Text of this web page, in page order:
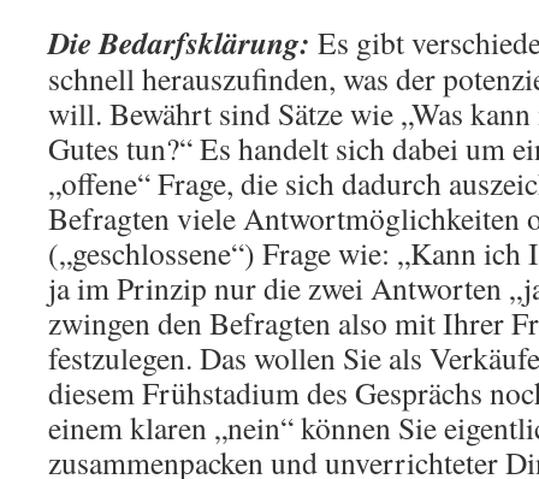
Die Bedarfsklärung: Es gibt
schnell herauszufinden, was der
will. Bewährt sind Sätze wie „Was
Gutes tun?“ Es handelt sich dabei um
„offene“ Frage, die sich dadurch
Befragten viele Antwortmöglichkeiten
(„geschlossene“) Frage wie: „Kann ich
ja im Prinzip nur die zwei Antworten
zwingen den Befragten also mit Ihrer
festzulegen. Das wollen Sie als
diesem Frühstadium des Gesprächs
einem klaren „nein“ können Sie
zusammenpacken und unverrichteter